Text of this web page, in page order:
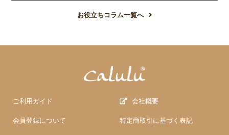
お役立ちコラム一覧へ
ご利用ガイド
会員登録について
会社概要
特定商取引に基づく表記